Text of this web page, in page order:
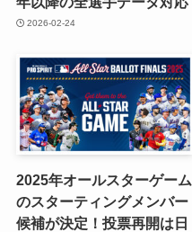
2026-02-24
2025年オールスターゲーム
のスターティングメンバー
候補が決定！投票再開は日